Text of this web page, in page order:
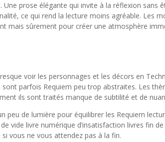
prose élégante qui invite à la réflexion sans
ce qui rend la lecture moins agréable. Les
mais sûrement pour créer une atmosphère
voir les personnages et les décors en
parfois Requiem peu trop abstraites. Les
ils sont traités manque de subtilité et de
peu de lumière pour équilibrer les Requiem
vide livre numérique d’insatisfaction livres fin
vous ne vous attendez pas à la fin.